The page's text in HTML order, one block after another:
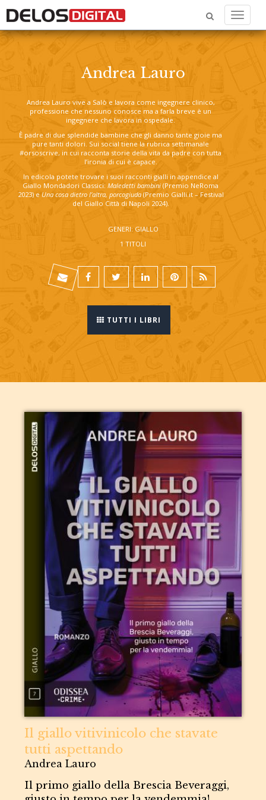
Menu
Andrea Lauro
Andrea Lauro vive a Salò e lavora come ingegnere clinico,
professione che nessuno conosce ma a farla breve è un
ingegnere che lavora in ospedale.
È padre di due splendide bambine che gli danno tante gioie ma
pure tanti dolori. Sui social tiene la rubrica settimanale
#orsoscrive, in cui racconta storie della vita da padre con tutta
l’ironia di cui è capace.
In edicola potete trovare i suoi racconti gialli in appendice al
Giallo Mondadori Classici: Maledetti bambini (Premio NeRoma
2023) e Una cosa dietro l’altra, porcogiuda(Premio Gialli.it – Festival
del Giallo Città di Napoli 2024).
GENERI: GIALLO
1 TITOLI
TUTTI I LIBRI
Il giallo vitivinicolo che stavate
tutti aspettando
Andrea Lauro
Il primo giallo della Brescia Beveraggi,